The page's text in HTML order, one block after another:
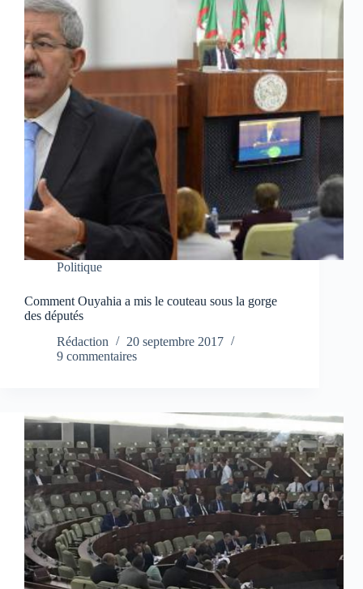
Politique
Comment Ouyahia a mis le couteau sous la gorge
des députés
Rédaction
20 septembre 2017
9 commentaires